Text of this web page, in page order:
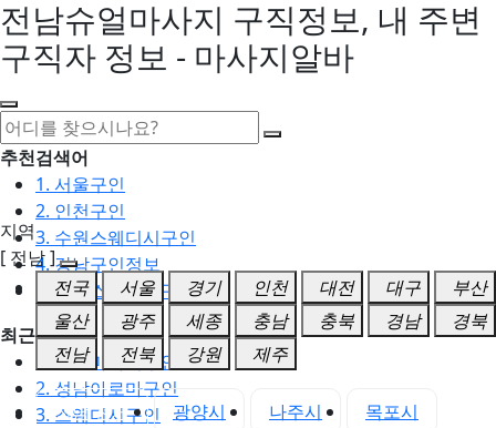
전남슈얼마사지 구직정보, 내 주변
구직자 정보 - 마사지알바
추천검색어
1. 서울구인
2. 인천구인
3. 수원스웨디시구인
4. 강남구인정보
5. 동탄스웨디시구인
최근검색어
1. 일산마사지구인
2. 성남아로마구인
3. 스웨디시구인
지역
[ 전남 ]
전국
서울 경기 인천 대전 대구
부산
울산
광주 세종 충남 충북 경남
경북
전남
전북 강원 제주
전남 전체 광양시 나주시 목포시